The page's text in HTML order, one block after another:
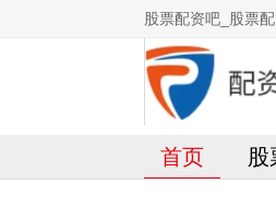
股票配资吧_股票
首页